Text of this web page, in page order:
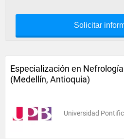
Solicitar
Especialización en Nefrología
(Medellín, Antioquia)
Universidad